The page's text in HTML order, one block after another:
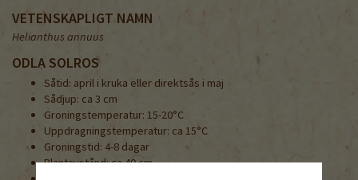
VETENSKAPLIGT NAMN
Helianthus annuus
ODLA SOLROS
Såtid: april i kruka eller direktsås i maj
Sådjup: ca 3 cm
Groningstemperatur: 15-20°C
Uppdragningstemperatur: ca 15°C
Groningstid: 4-8 dagar
Plantavstånd: ca 40 cm